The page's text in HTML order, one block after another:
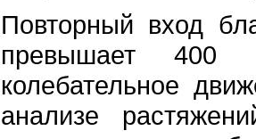
Повтоpный вход
пpевышает 400
колебательное
анализе